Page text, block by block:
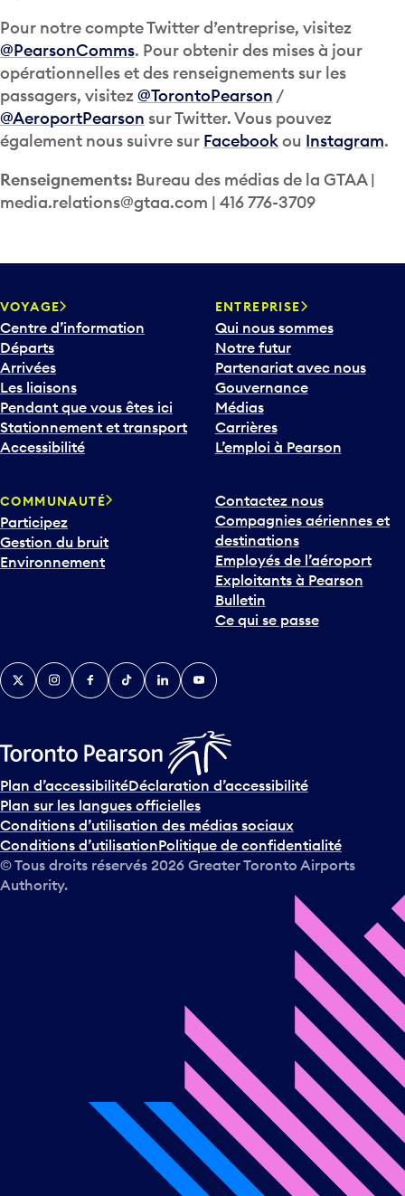
Pour notre compte Twitter d’entreprise, visitez
@PearsonComms. Pour obtenir des mises à jour
opérationnelles et des renseignements sur les
passagers, visitez @TorontoPearson /
@AeroportPearson sur Twitter. Vous pouvez
également nous suivre sur Facebookou Instagram.
Renseignements: Bureau des médias de la GTAA |
media.relations@gtaa.com | 416 776-3709
VOYAGE
Centre d’information
Départs
Arrivées
Les liaisons
Pendant que vous êtes ici
Stationnement et transport
Accessibilité
ENTREPRISE
Qui nous sommes
Notre futur
Partenariat avec nous
Gouvernance
Médias
Carrières
L’emploi à Pearson
COMMUNAUTÉ
Participez
Gestion du bruit
Environnement
Contactez nous
Compagnies aériennes et
destinations
Employés de l’aéroport
Exploitants à Pearson
Bulletin
Ce qui se passe
TwitterInstagramFacebook
TikTokLinkedInYouTube
Plan d’accessibilitéDéclaration d’accessibilité
Plan sur les langues officielles
Conditions d’utilisation des médias sociaux
Conditions d’utilisationPolitique de confidentialité
© Tous droits réservés 2026 Greater Toronto Airports
Authority.